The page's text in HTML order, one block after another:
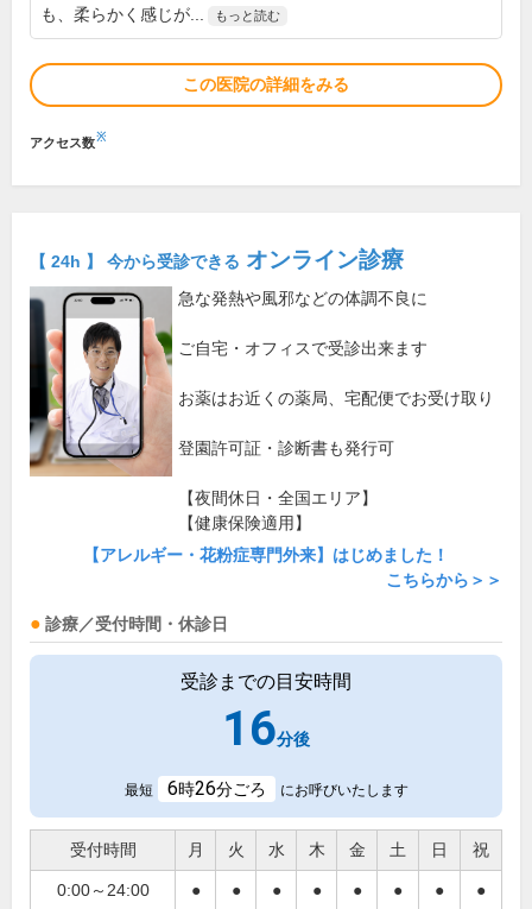
も、柔らかく感じが...
もっと読む
この医院の詳細をみる
アクセス数※
【 24h 】 今から受診できる オンライン診療
急な発熱や風邪などの体調不良に
ご自宅・オフィスで受診出来ます
お薬はお近くの薬局、宅配便でお受け取り
登園許可証・診断書も発行可
【夜間休日・全国エリア】
【健康保険適用】
【アレルギー・花粉症専門外来】はじめました！
こちらから＞＞
診療／受付時間・休診日
受診までの目安時間
16分後
最短 6時26分ごろ にお呼びいたします
受付時間 月 火 水 木 金 土 日 祝
0:00～24:00 ● ● ● ● ● ● ● ●